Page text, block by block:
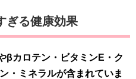
ぎる健康効果
βカロテン・ビタミンE・ク
・ミネラルが含まれていま